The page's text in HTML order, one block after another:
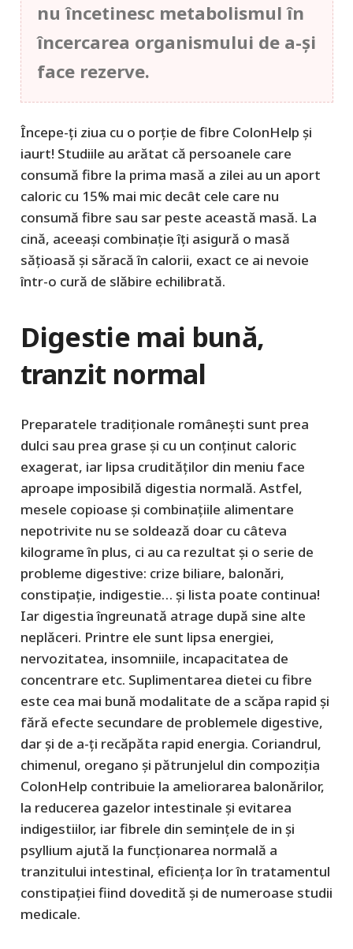
nu încetinesc metabolismul în
încercarea organismului de a-şi
face rezerve.
Începe-ţi ziua cu o porţie de fibre ColonHelp şi
iaurt! Studiile au arătat că persoanele care
consumă fibre la prima masă a zilei au un aport
caloric cu 15% mai mic decât cele care nu
consumă fibre sau sar peste această masă. La
cină, aceeaşi combinaţie îţi asigură o masă
săţioasă şi săracă în calorii, exact ce ai nevoie
într-o cură de slăbire echilibrată.
Digestie mai bună,
tranzit normal
Preparatele tradiţionale româneşti sunt prea
dulci sau prea grase şi cu un conţinut caloric
exagerat, iar lipsa crudităţilor din meniu face
aproape imposibilă digestia normală. Astfel,
mesele copioase şi combinaţiile alimentare
nepotrivite nu se soldează doar cu câteva
kilograme în plus, ci au ca rezultat şi o serie de
probleme digestive: crize biliare, balonări,
constipaţie, indigestie… şi lista poate continua!
Iar digestia îngreunată atrage după sine alte
neplăceri. Printre ele sunt lipsa energiei,
nervozitatea, insomniile, incapacitatea de
concentrare etc. Suplimentarea dietei cu fibre
este cea mai bună modalitate de a scăpa rapid şi
fără efecte secundare de problemele digestive,
dar şi de a-ţi recăpăta rapid energia. Coriandrul,
chimenul, oregano şi pătrunjelul din compoziţia
ColonHelp contribuie la ameliorarea balonărilor,
la reducerea gazelor intestinale şi evitarea
indigestiilor, iar fibrele din seminţele de in şi
psyllium ajută la funcţionarea normală a
tranzitului intestinal, eficienţa lor în tratamentul
constipaţiei fiind dovedită şi de numeroase studii
medicale.